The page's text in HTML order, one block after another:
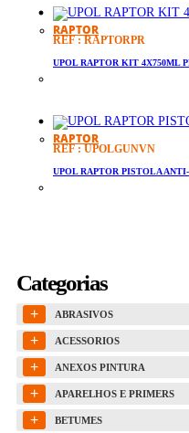
RAPTOR
REF : RAPTORPR
UPOL RAPTOR KIT 4X750ML
RAPTOR
REF : UPOLGUNVN
UPOL RAPTOR PISTOLA
Categorias
+ ABRASIVOS
+ ACESSORIOS
+ ANEXOS PINTURA
+ APARELHOS E PRIMERS
+ BETUMES